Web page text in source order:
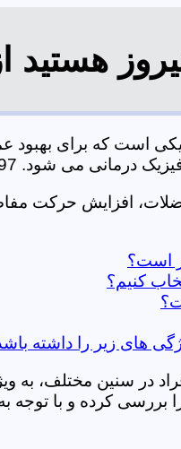
هستید
است که برای
09106210197 خانم دکتر دمیرچی
افزایش حرکت
است؟
کنیم؟
های زیر را داشته
در سنین مختلف، به
کرده و با توجه